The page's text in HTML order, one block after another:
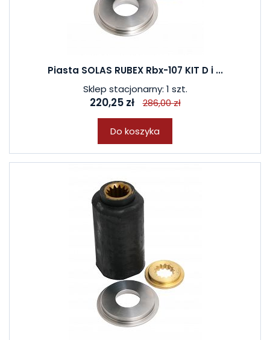
Piasta SOLAS RUBEX Rbx-107 KIT D i ...
Sklep stacjonarny: 1 szt.
220,25 zł 286,00 zł
Do koszyka